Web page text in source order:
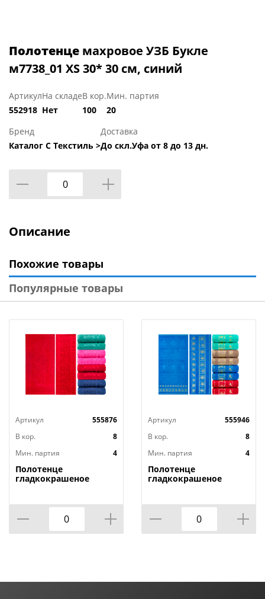
Полотенце махровое УЗБ Букле
м7738_01 XS 30* 30 см, синий
Артикул
552918
На складе
Нет
В кор.
100
Мин. партия
20
Бренд
Каталог С Текстиль >
Доставка
До скл.Уфа от 8 до 13 дн.
Описание
Похожие товары
Популярные товары
Артикул
555876
В кор.
8
Мин. партия
4
Полотенце
гладкокрашеное
Артикул
555946
В кор.
8
Мин. партия
4
Полотенце
гладкокрашеное